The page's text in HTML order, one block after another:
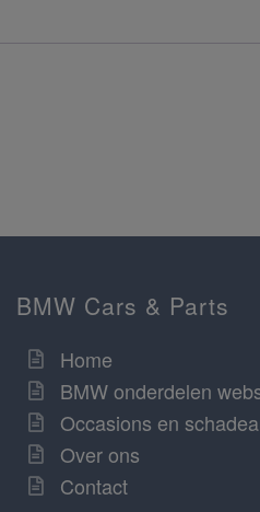
BMW Cars & Parts
Home
BMW onderdelen
Occasions en
Over ons
Contact